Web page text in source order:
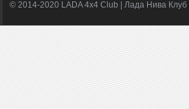
© 2014-2020 LADA 4x4 Club | Лада Нива Клуб |